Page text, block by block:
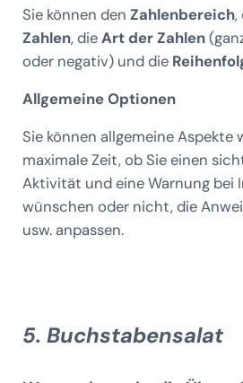
Sie können den Zahlenbereich,
Zahlen, dieArt der Zahlen
oder negativ) und die
Allgemeine Optionen
Sie können allgemeine Aspekte
maximale Zeit, ob Sie einen
Aktivität und eine Warnung bei
wünschen oder nicht, die
usw. anpassen.
5. Buchstabensalat